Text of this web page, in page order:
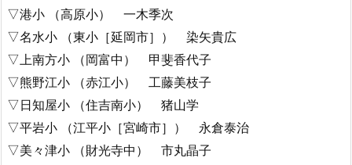
▽港小 （高原小） 一木季次
▽名水小 （東小［延岡市］） 染矢貴広
▽上南方小 （岡富中） 甲斐香代子
▽熊野江小 （赤江小） 工藤美枝子
▽日知屋小 （住吉南小） 猪山学
▽平岩小 （江平小［宮崎市］） 永倉泰治
▽美々津小 （財光寺中） 市丸晶子